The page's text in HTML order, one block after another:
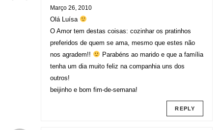
Março 26, 2010
Olá Luísa
O Amor tem destas coisas: cozinhar os pratinhos
preferidos de quem se ama, mesmo que estes não
nos agradem!!
Parabéns ao marido e que a família
tenha um dia muito feliz na companhia uns dos
outros!
beijinho e bom fim-de-semana!
REPLY